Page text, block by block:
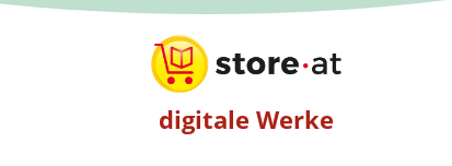
digitale Werke